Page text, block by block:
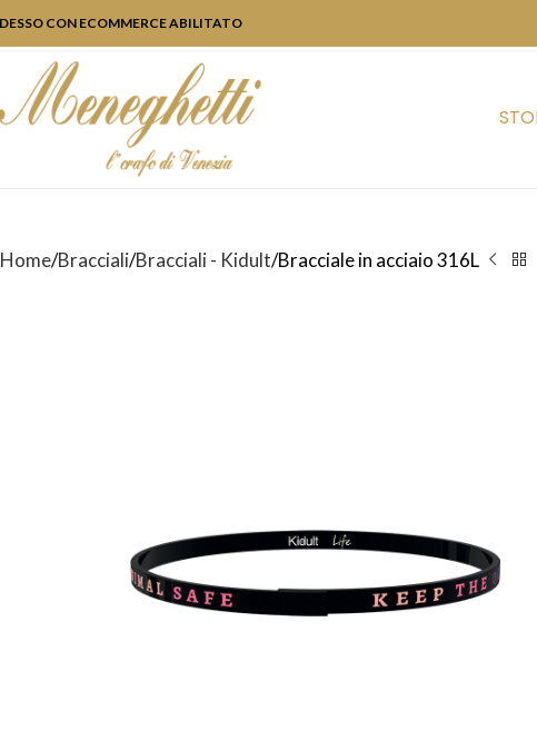
CON ECOMMERCE ABILITATO
Home Bracciali Bracciali - Kidult Bracciale in acciaio 316L